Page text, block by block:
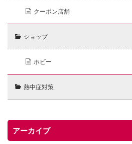
クーポン店舗
ショップ
ホビー
熱中症対策
アーカイブ